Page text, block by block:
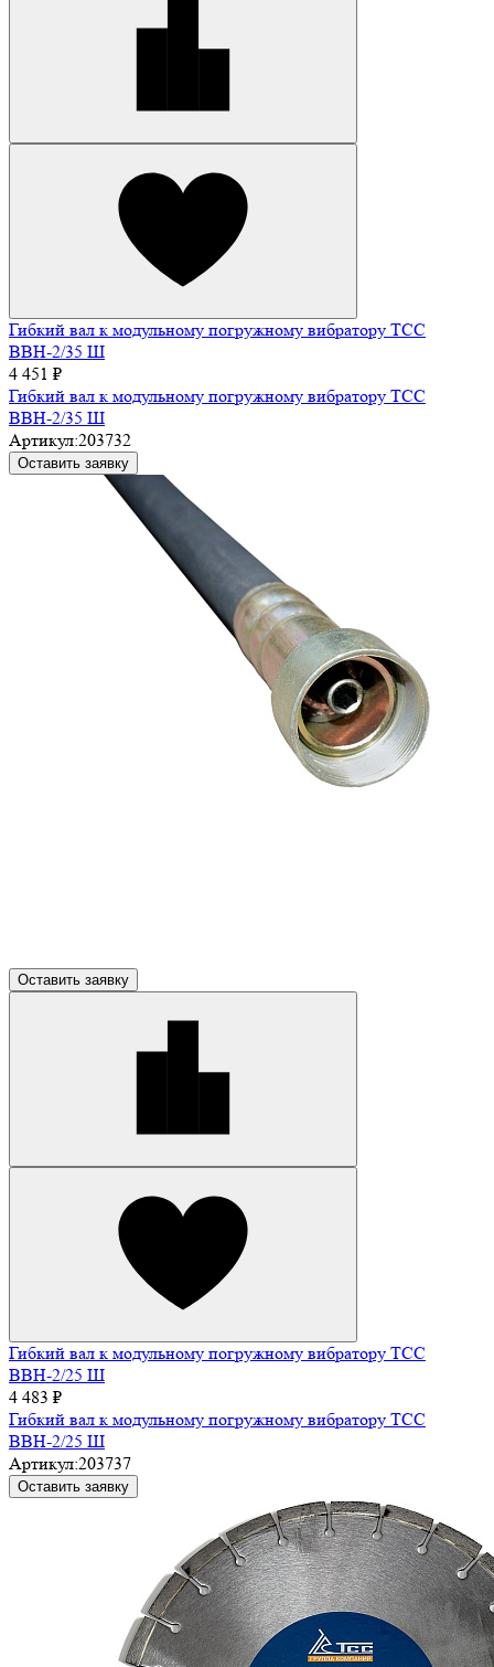
Гибкий вал к модульному погружному вибратору ТСС
ВВН-2/35 Ш
4 451 ₽
Гибкий вал к модульному погружному вибратору ТСС
ВВН-2/35 Ш
Артикул:203732
Оставить заявку
Оставить заявку
Гибкий вал к модульному погружному вибратору ТСС
ВВН-2/25 Ш
4 483 ₽
Гибкий вал к модульному погружному вибратору ТСС
ВВН-2/25 Ш
Артикул:203737
Оставить заявку